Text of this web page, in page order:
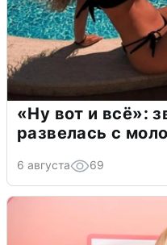
«Ну вот и всё»:
развелась с
6 августа 69